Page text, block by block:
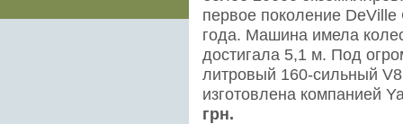
первое поколение
года. Машина имела
достигала 5,1 м. Под
литровый 160-сильный
изготовлена компанией
грн.